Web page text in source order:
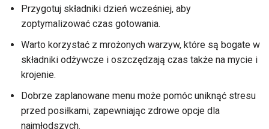
Przygotuj składniki dzień wcześniej, aby
zoptymalizować czas gotowania.
Warto korzystać z mrożonych warzyw, które są bogate w
składniki odżywcze i oszczędzają czas także na mycie i
krojenie.
Dobrze zaplanowane menu może pomóc uniknąć stresu
przed posiłkami, zapewniając zdrowe opcje dla
najmłodszych.